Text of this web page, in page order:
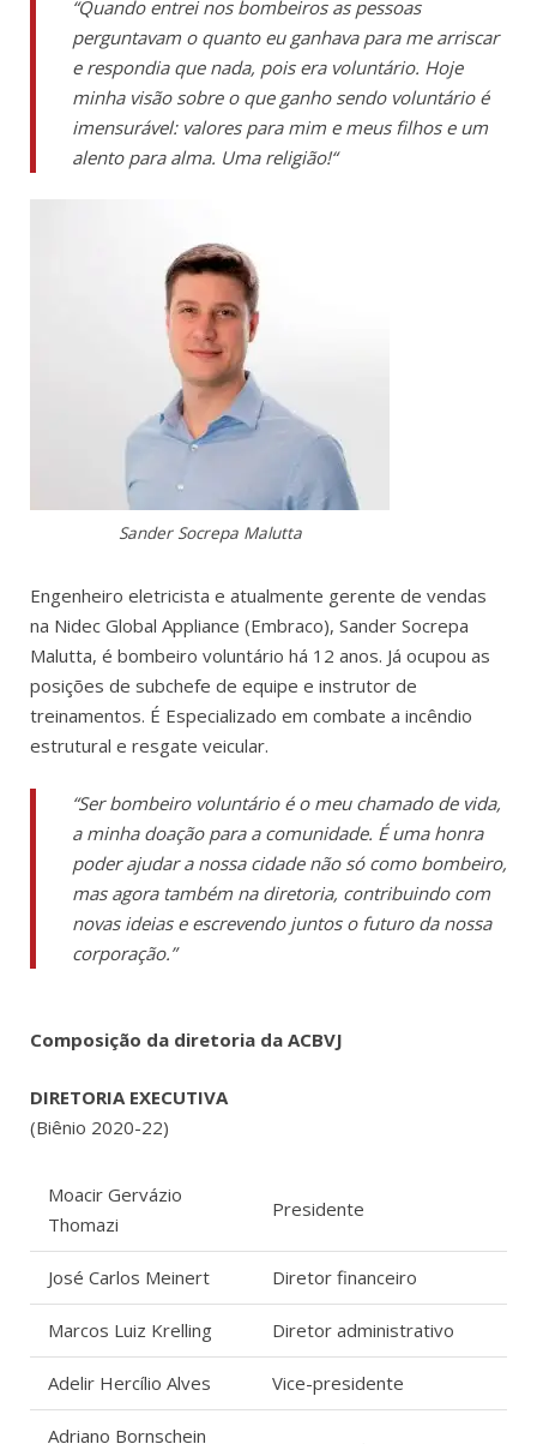
“Quando entrei nos bombeiros as pessoas
perguntavam o quanto eu ganhava para me arriscar
e respondia que nada, pois era voluntário. Hoje
minha visão sobre o que ganho sendo voluntário é
imensurável: valores para mim e meus filhos e um
alento para alma. Uma religião!“
Sander Socrepa Malutta
Engenheiro eletricista e atualmente gerente de vendas
na Nidec Global Appliance (Embraco), Sander Socrepa
Malutta, é bombeiro voluntário há 12 anos. Já ocupou as
posições de subchefe de equipe e instrutor de
treinamentos. É Especializado em combate a incêndio
estrutural e resgate veicular.
“Ser bombeiro voluntário é o meu chamado de vida,
a minha doação para a comunidade. É uma honra
poder ajudar a nossa cidade não só como bombeiro,
mas agora também na diretoria, contribuindo com
novas ideias e escrevendo juntos o futuro da nossa
corporação.”
Composição da diretoria da ACBVJ
DIRETORIA EXECUTIVA
(Biênio 2020-22)
Moacir Gervázio
Thomazi
Presidente
José Carlos Meinert Diretor financeiro
Marcos Luiz Krelling Diretor administrativo
Adelir Hercílio Alves Vice-presidente
Adriano Bornschein